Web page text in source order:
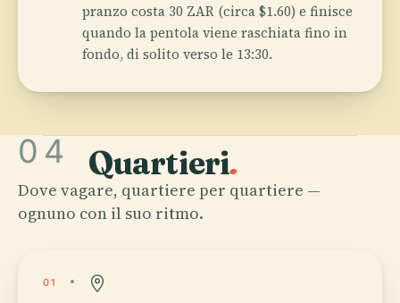
pranzo costa 30 ZAR (circa $1.60) e finisce
quando la pentola viene raschiata fino in
fondo, di solito verso le 13:30.
04 Quartieri.
Dove vagare, quartiere per quartiere —
ognuno con il suo ritmo.
01